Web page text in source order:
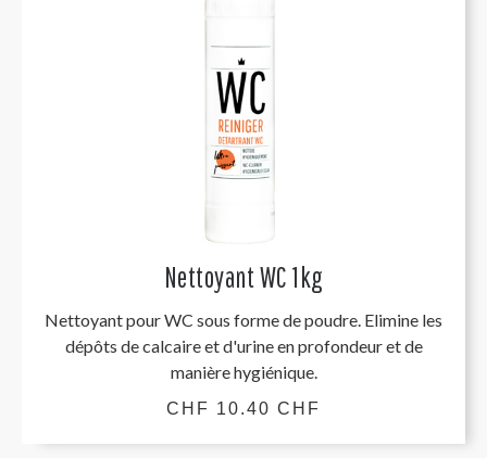
Nettoyant WC 1kg
Nettoyant pour WC sous forme de poudre. Elimine les
dépôts de calcaire et d'urine en profondeur et de
manière hygiénique.
CHF 10.40 CHF